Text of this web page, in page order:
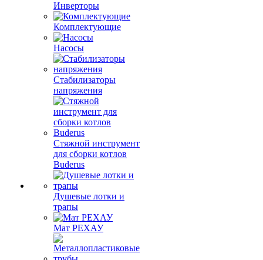
Инверторы
Комплектующие
Насосы
Стабилизаторы
напряжения
Стяжной инструмент
для сборки котлов
Buderus
Душевые лотки и
трапы
Мат РЕХАУ